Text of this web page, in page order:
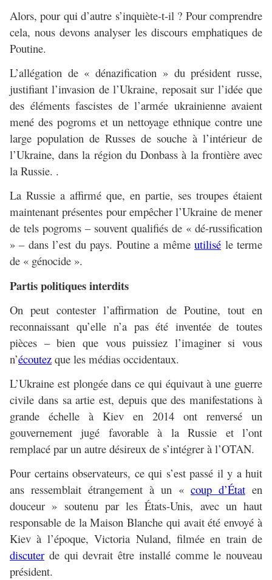
Alors, pour qui d’autre s’inquiète-t-il ? Pour comprendre
cela, nous devons analyser les discours emphatiques de
Poutine.
L’allégation de « dénazification » du président russe,
justifiant l’invasion de l’Ukraine, reposait sur l’idée que
des éléments fascistes de l’armée ukrainienne avaient
mené des pogroms et un nettoyage ethnique contre une
large population de Russes de souche à l’intérieur de
l’Ukraine, dans la région du Donbass à la frontière avec
la Russie. .
La Russie a affirmé que, en partie, ses troupes étaient
maintenant présentes pour empêcher l’Ukraine de mener
de tels pogroms – souvent qualifiés de « dé-russification
» – dans l’est du pays. Poutine a mêmeutilisé le terme
de « génocide ».
Partis politiques interdits
On peut contester l’affirmation de Poutine, tout en
reconnaissant qu’elle n’a pas été inventée de toutes
pièces – bien que vous puissiez l’imaginer si vous
n’écoutez que les médias occidentaux.
L’Ukraine est plongée dans ce qui équivaut à une guerre
civile dans sa artie est, depuis que des manifestations à
grande échelle à Kiev en 2014 ont renversé un
gouvernement jugé favorable à la Russie et l’ont
remplacé par un autre désireux de s’intégrer à l’OTAN.
Pour certains observateurs, ce qui s’est passé il y a huit
ans ressemblait étrangement à un « coup d’État en
douceur » soutenu par les États-Unis, avec un haut
responsable de la Maison Blanche qui avait été envoyé à
Kiev à l’époque, Victoria Nuland, filmée en train de
discuter de qui devrait être installé comme le nouveau
président.